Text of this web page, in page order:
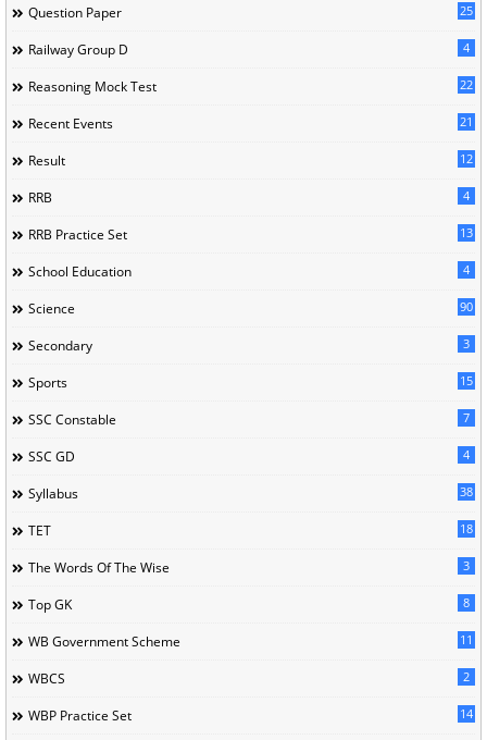
Question Paper 25
Railway Group D 4
Reasoning Mock Test 22
Recent Events 21
Result 12
RRB 4
RRB Practice Set 13
School Education 4
Science 90
Secondary 3
Sports 15
SSC Constable 7
SSC GD 4
Syllabus 38
TET 18
The Words Of The Wise 3
Top GK 8
WB Government Scheme 11
WBCS 2
WBP Practice Set 14